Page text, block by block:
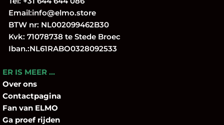
Email:info@elmo.store
BTW nr: NL002099462B30
Kvk: 71078738 te Stede Broec
Iban.:NL61RABO0328092533
ER IS MEER …
Over ons
Contactpagina
Fan van ELMO
Ga proef rijden